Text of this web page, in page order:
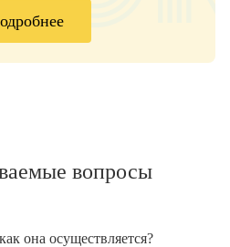
вопросы
она осуществляется?